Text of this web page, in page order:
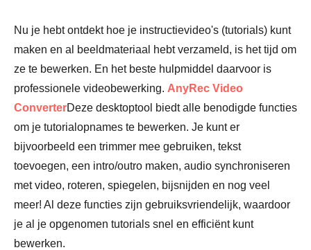
Nu je hebt ontdekt hoe je instructievideo's (tutorials) kunt
maken en al beeldmateriaal hebt verzameld, is het tijd om
ze te bewerken. En het beste hulpmiddel daarvoor is
professionele videobewerking. AnyRec Video
ConverterDeze desktoptool biedt alle benodigde functies
om je tutorialopnames te bewerken. Je kunt er
bijvoorbeeld een trimmer mee gebruiken, tekst
toevoegen, een intro/outro maken, audio synchroniseren
met video, roteren, spiegelen, bijsnijden en nog veel
meer! Al deze functies zijn gebruiksvriendelijk, waardoor
je al je opgenomen tutorials snel en efficiënt kunt
bewerken.